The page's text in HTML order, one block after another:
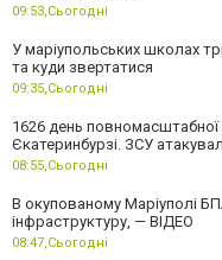
09:53,Сьогодні
У маріупольських школах
та куди звертатися
09:35,Сьогодні
1626 день повномасштабної
Єкатеринбурзі. ЗСУ
08:55,Сьогодні
В окупованому Маріуполі
інфраструктуру, — ВІДЕО
08:47,Сьогодні